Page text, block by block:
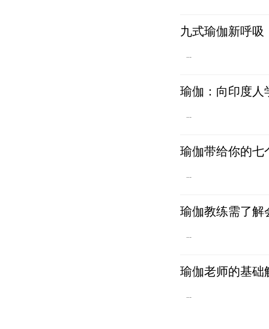
九式瑜伽新呼吸
...
瑜伽：向印度人
...
瑜伽带给你的七
...
瑜伽教练需了解
...
瑜伽老师的基础
...